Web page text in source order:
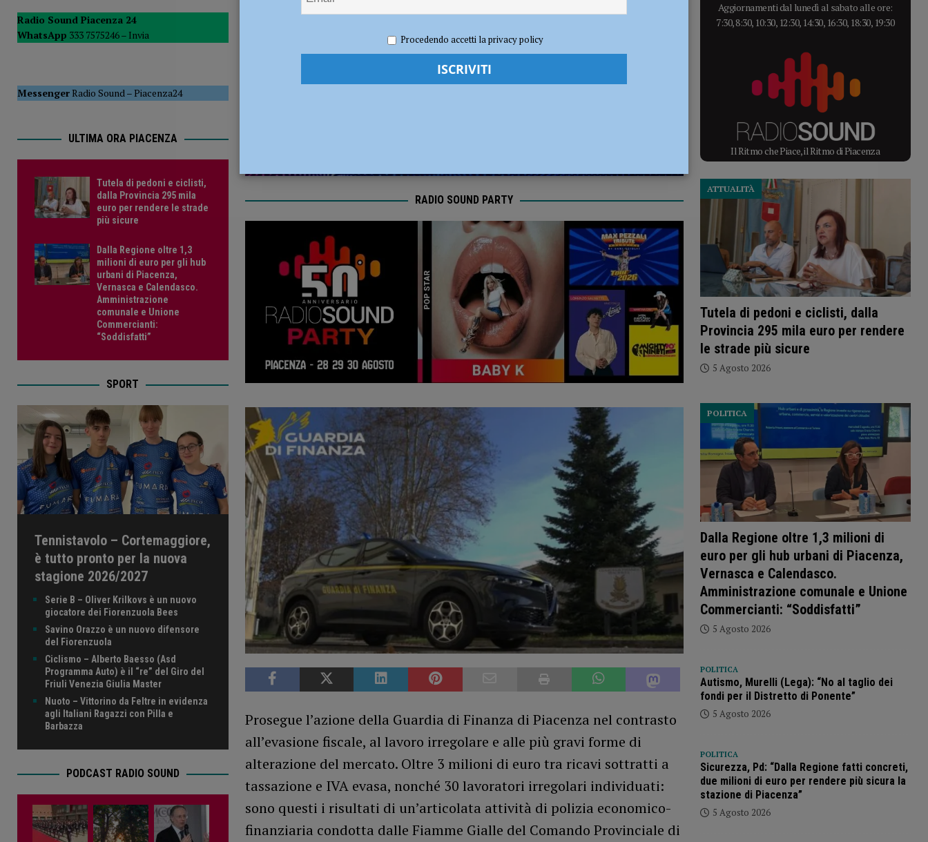
del Consiglio POLITICA
[ 5 Agosto 2026 ] Tutela di pedoni e ciclisti, dalla Provincia 295 mila euro per rendere le strade più sicure ATTUALITÀ
Redazione FG Cronaca Piacenza
RADIO SOUND PARTY
Prosegue l’azione della Guardia di Finanza di Piacenza nel contrasto
all’evasione fiscale, al lavoro irregolare e alle più gravi forme di
alterazione del mercato. Oltre 3 milioni di euro tra ricavi sottratti a
tassazione e IVA evasa, nonché 30 lavoratori irregolari individuati:
sono questi i risultati di un’articolata attività di polizia economico-
finanziaria condotta dalle Fiamme Gialle del Comando Provinciale di
Radio Sound Piacenza 24
WhatsApp 333 7575246 – Invia
MessengerRadio Sound–Piacenza24
ULTIMA ORA PIACENZA
Tutela di pedoni e ciclisti,
dalla Provincia 295 mila
euro per rendere le strade
più sicure
Dalla Regione oltre 1,3
milioni di euro per gli hub
urbani di Piacenza,
Vernasca e Calendasco.
Amministrazione
comunale e Unione
Commercianti:
“Soddisfatti”
SPORT
Tennistavolo – Cortemaggiore,
è tutto pronto per la nuova
stagione 2026/2027
Serie B – Oliver Krilkovs è un nuovo
giocatore dei Fiorenzuola Bees
Savino Orazzo è un nuovo difensore
del Fiorenzuola
Ciclismo – Alberto Baesso (Asd
Programma Auto) è il “re” del Giro del
Friuli Venezia Giulia Master
Nuoto – Vittorino da Feltre in evidenza
agli Italiani Ragazzi con Pilla e
Barbazza
PODCAST RADIO SOUND
Aggiornamenti dal lunedì al sabato alle ore:
7:30, 8:30, 10:30, 12:30, 14:30, 16:30, 18:30, 19:30
Il Ritmo che Piace, il Ritmo di Piacenza
Tutela di pedoni e ciclisti, dalla
Provincia 295 mila euro per rendere
le strade più sicure
ATTUALITÀ
5 Agosto 2026
Dalla Regione oltre 1,3 milioni di
euro per gli hub urbani di Piacenza,
Vernasca e Calendasco.
Amministrazione comunale e Unione
Commercianti: “Soddisfatti”
POLITICA
5 Agosto 2026
POLITICA
Autismo, Murelli (Lega): “No al taglio dei
fondi per il Distretto di Ponente”
5 Agosto 2026
POLITICA
Sicurezza, Pd: “Dalla Regione fatti concreti,
due milioni di euro per rendere più sicura la
stazione di Piacenza”
5 Agosto 2026
Procedendo accetti la privacy policy